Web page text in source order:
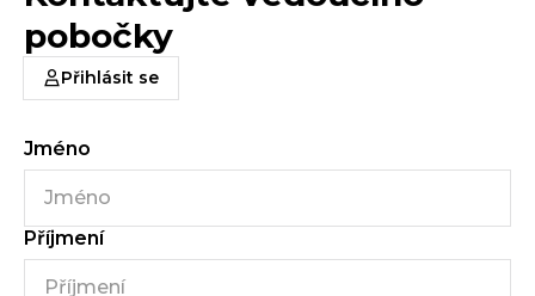
pobočky
Přihlásit se
Jméno
Příjmení